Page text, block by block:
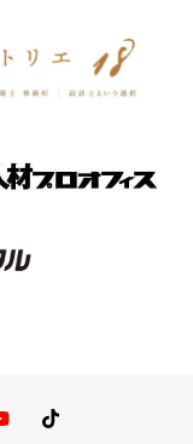
You TubeTikTok